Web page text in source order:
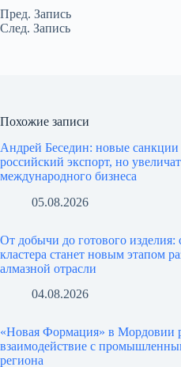
Пред. Запись
След. Запись
Похожие записи
Андрей Беседин: новые санкции
российский экспорт, но
международного бизнеса
05.08.2026
От добычи до готового изделия:
кластера станет новым этапом
алмазной отрасли
04.08.2026
«Новая Формация» в Мордовии
взаимодействие с
региона